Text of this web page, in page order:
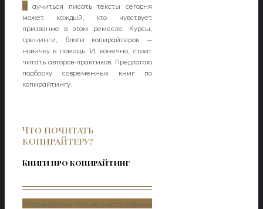
Н аучиться писать тексты сегодня
может каждый, кто чувствует
призвание в этом ремесле. Курсы,
тренинги, блоги копирайтеров —
новичку в помощь. И, конечно, стоит
читать авторов-практиков. Предлагаю
подборку современных книг по
копирайтингу.
Что почитать
копирайтеру?
Книги про копирайтинг
«Копирайтинг: как не съесть собаку»